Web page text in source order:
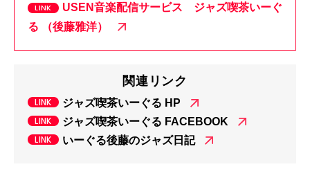
USEN音楽配信サービス ジャズ喫茶いーぐ
る （後藤雅洋）
関連リンク
ジャズ喫茶いーぐる HP
ジャズ喫茶いーぐる FACEBOOK
いーぐる後藤のジャズ日記